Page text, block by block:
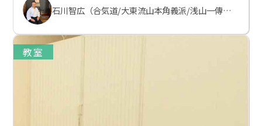
石川智広（合気道/大東流山本角義派/浅山一傳流体術）
教室